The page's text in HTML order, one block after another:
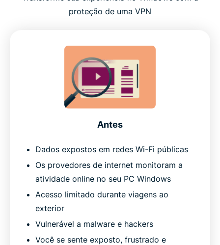
proteção de uma VPN
Antes
Dados expostos em redes Wi-Fi públicas
Os provedores de internet monitoram a
atividade online no seu PC Windows
Acesso limitado durante viagens ao
exterior
Vulnerável a malware e hackers
Você se sente exposto, frustrado e